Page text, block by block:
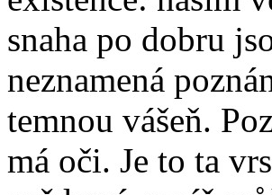
snaha po dobru
neznamená
temnou vášeň.
má oči. Je to ta